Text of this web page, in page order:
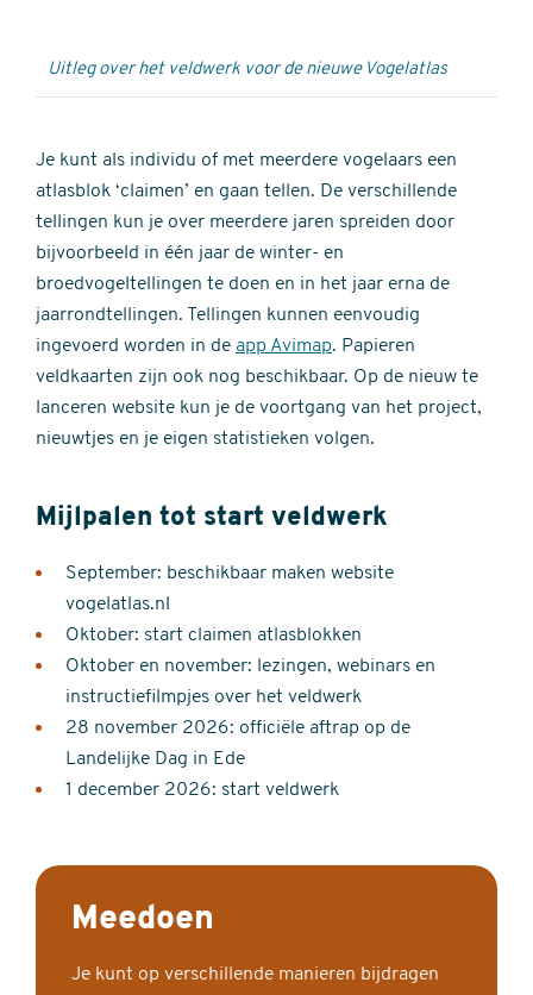
Uitleg over het veldwerk voor de nieuwe Vogelatlas
Je kunt als individu of met meerdere vogelaars een
atlasblok ‘claimen’ en gaan tellen. De verschillende
tellingen kun je over meerdere jaren spreiden door
bijvoorbeeld in één jaar de winter- en
broedvogeltellingen te doen en in het jaar erna de
jaarrondtellingen. Tellingen kunnen eenvoudig
ingevoerd worden in de app Avimap. Papieren
veldkaarten zijn ook nog beschikbaar. Op de nieuw te
lanceren website kun je de voortgang van het project,
nieuwtjes en je eigen statistieken volgen.
Mijlpalen tot start veldwerk
September: beschikbaar maken website
vogelatlas.nl
Oktober: start claimen atlasblokken
Oktober en november: lezingen, webinars en
instructiefilmpjes over het veldwerk
28 november 2026: officiële aftrap op de
Landelijke Dag in Ede
1 december 2026: start veldwerk
Meedoen
Je kunt op verschillende manieren bijdragen